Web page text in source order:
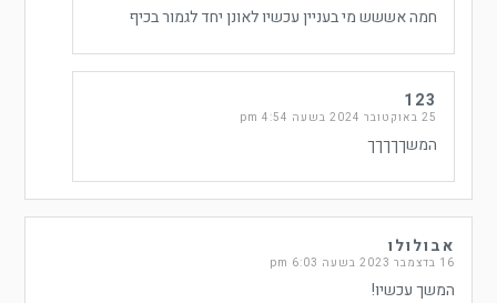
חמה אששש מי בעניין עכשיו לאונן יחד לגמור בכיף
123
25 באוקטובר 2024 בשעה 4:54 pm
המשךךךךך
אבולולו
16 בדצמבר 2023 בשעה 6:03 pm
המשך עכשיו!